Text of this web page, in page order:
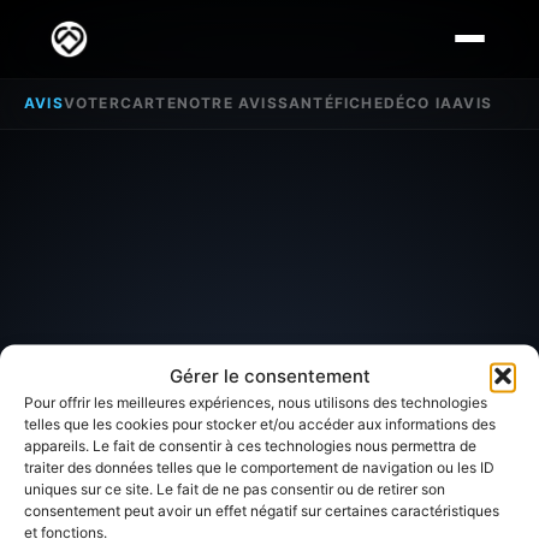
Gérer le consentement
Pour offrir les meilleures expériences, nous utilisons des technologies
telles que les cookies pour stocker et/ou accéder aux informations des
appareils. Le fait de consentir à ces technologies nous permettra de
traiter des données telles que le comportement de navigation ou les ID
uniques sur ce site. Le fait de ne pas consentir ou de retirer son
consentement peut avoir un effet négatif sur certaines caractéristiques
et fonctions.
AVISVOTERCARTENOTRE AVISSANTÉFICHEDÉCO IAAVIS
SECTEUR D'INTÉRÊT